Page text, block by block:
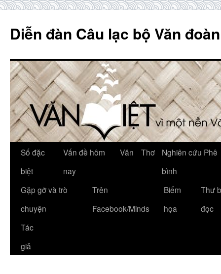
content
Diễn đàn Câu lạc bộ Văn
Số đặc
biệt
Vấn đề hôm
nay
Văn Thơ
Nghiên cứu Phê
bình
Gặp gỡ và trò
chuyện
Trên
Facebook/Minds
Biếm
họa
Thư
đọc
Tác
giả